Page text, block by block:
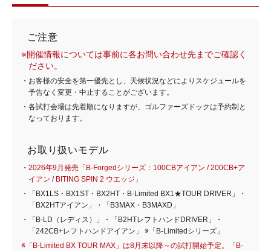
ご注意
※開催情報については事前に各お問い合わせ先までご確認く
ださい。
・お客様の安全を第一優先とし、天候状況などによりスケジュールを
予告なく変更・中止することがございます。
・各試打会場は先着順になりますが、ゴルファーズドックは予約制と
なっております。
お取り扱いモデル
・ 2026年9月発売「B-Forgedシリーズ：100CBアイアン / 200CB+ア
イアン / BITING SPIN 2 ウエッジ」
・「BX1LS・BX1ST・BX2HT・B-Limited BX1★TOUR DRIVER」・
「BX2HTアイアン」・「B3MAX・B3MAXD」
・「B-LD（レディス）」・「B2HTレフトハンドDRIVER」・
「242CB+レフトハンドアイアン」 ※「B-Limitedシリーズ」
※「B-Limited BX TOUR MAX」は8月末以降～の試打開始予定。「B-